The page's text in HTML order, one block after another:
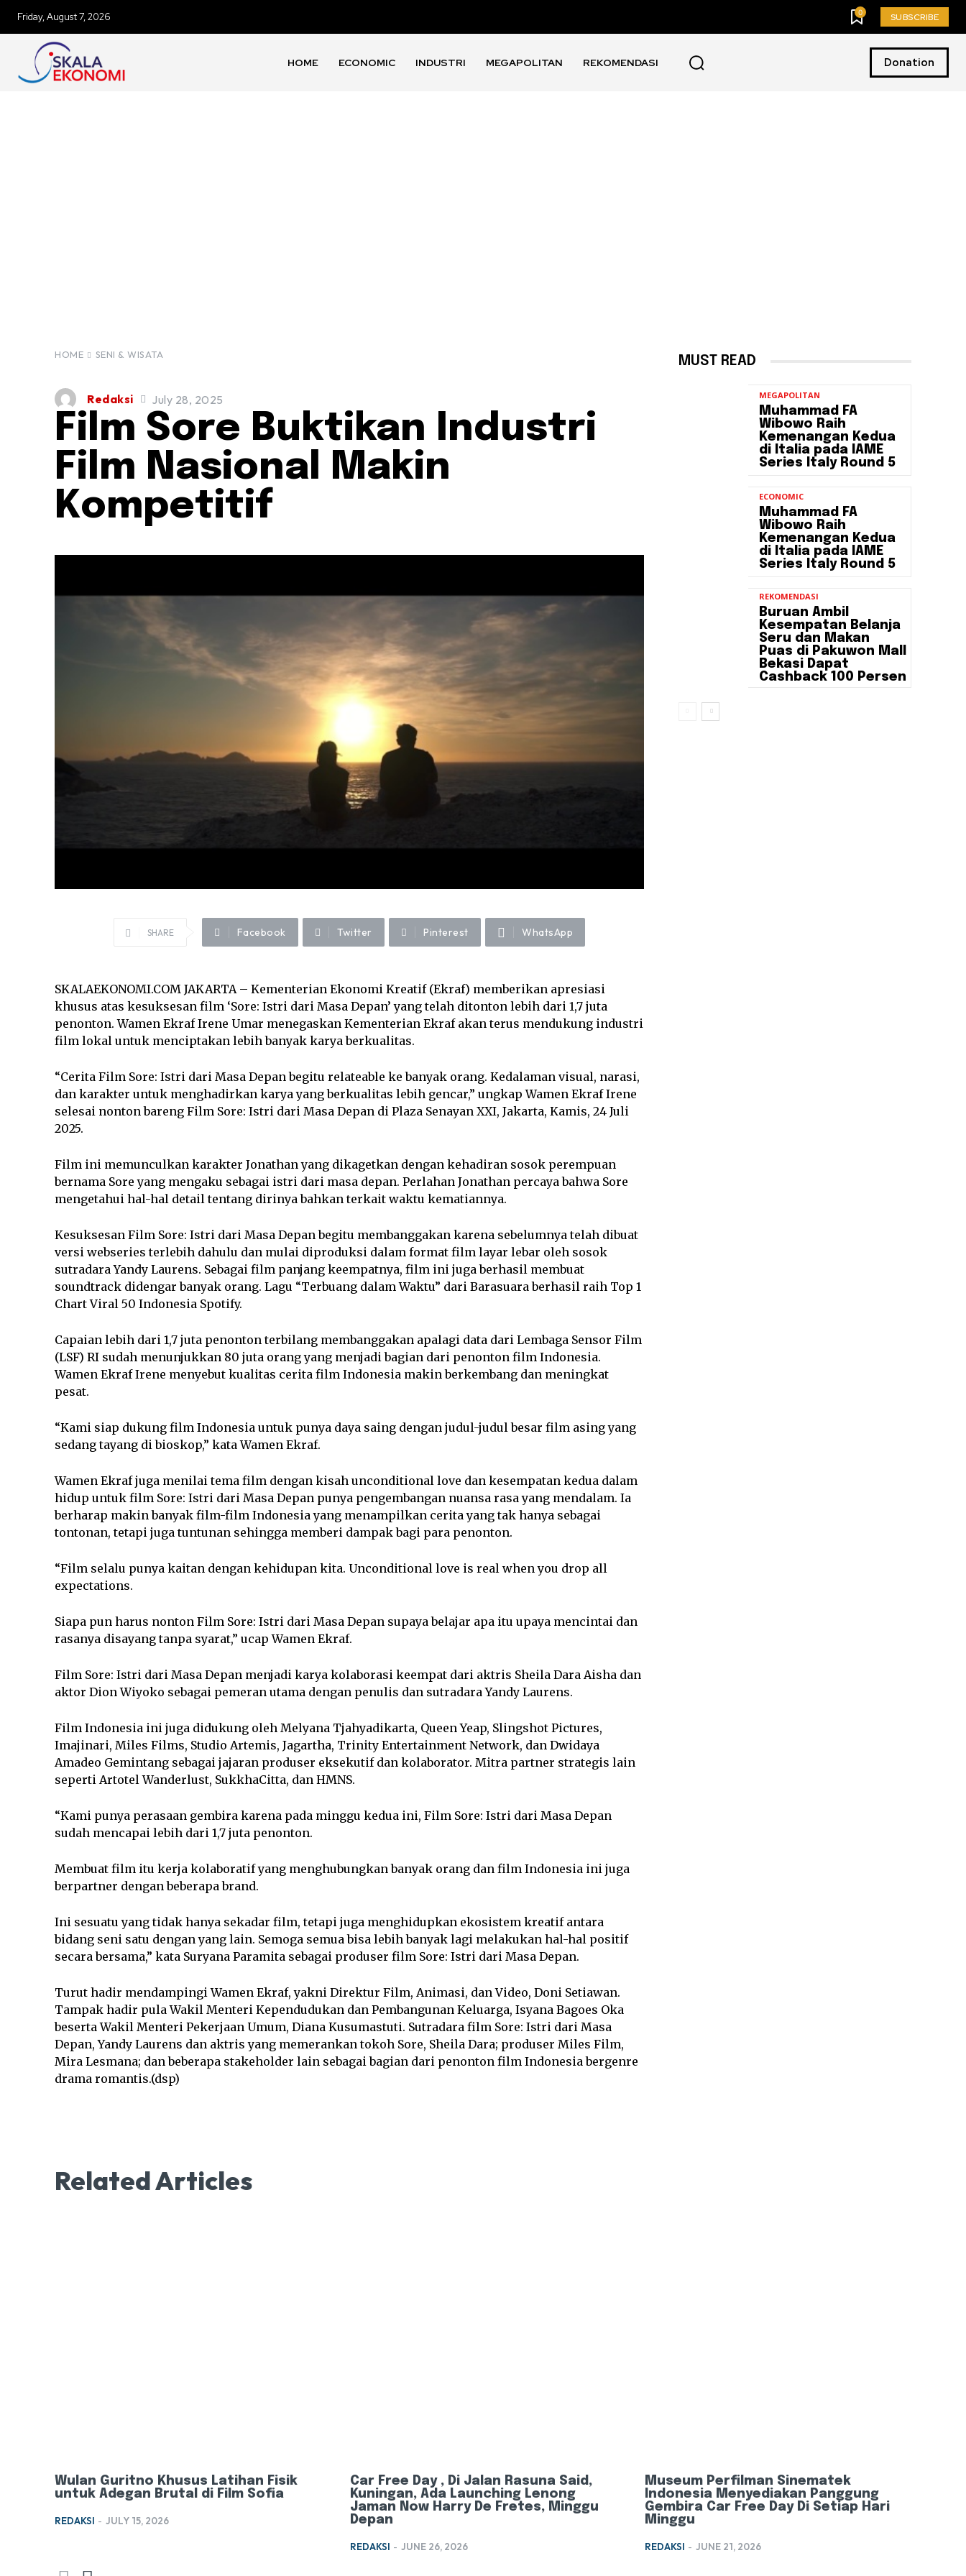
Friday, August 7, 2026 0 SUBSCRIBE
HOME ECONOMIC INDUSTRI MEGAPOLITAN REKOMENDASI Donation
HOME SENI & WISATA
Redaksi July 28, 2025
Film Sore Buktikan Industri
Film Nasional Makin
Kompetitif
SHARE Facebook Twitter Pinterest WhatsApp
SKALAEKONOMI.COM JAKARTA – Kementerian Ekonomi Kreatif (Ekraf) memberikan apresiasi
khusus atas kesuksesan film ‘Sore: Istri dari Masa Depan’ yang telah ditonton lebih dari 1,7 juta
penonton. Wamen Ekraf Irene Umar menegaskan Kementerian Ekraf akan terus mendukung industri
film lokal untuk menciptakan lebih banyak karya berkualitas.
“Cerita Film Sore: Istri dari Masa Depan begitu relateable ke banyak orang. Kedalaman visual, narasi,
dan karakter untuk menghadirkan karya yang berkualitas lebih gencar,” ungkap Wamen Ekraf Irene
selesai nonton bareng Film Sore: Istri dari Masa Depan di Plaza Senayan XXI, Jakarta, Kamis, 24 Juli
2025.
Film ini memunculkan karakter Jonathan yang dikagetkan dengan kehadiran sosok perempuan
bernama Sore yang mengaku sebagai istri dari masa depan. Perlahan Jonathan percaya bahwa Sore
mengetahui hal-hal detail tentang dirinya bahkan terkait waktu kematiannya.
Kesuksesan Film Sore: Istri dari Masa Depan begitu membanggakan karena sebelumnya telah dibuat
versi webseries terlebih dahulu dan mulai diproduksi dalam format film layar lebar oleh sosok
sutradara Yandy Laurens. Sebagai film panjang keempatnya, film ini juga berhasil membuat
soundtrack didengar banyak orang. Lagu “Terbuang dalam Waktu” dari Barasuara berhasil raih Top 1
Chart Viral 50 Indonesia Spotify.
Capaian lebih dari 1,7 juta penonton terbilang membanggakan apalagi data dari Lembaga Sensor Film
(LSF) RI sudah menunjukkan 80 juta orang yang menjadi bagian dari penonton film Indonesia.
Wamen Ekraf Irene menyebut kualitas cerita film Indonesia makin berkembang dan meningkat
pesat.
“Kami siap dukung film Indonesia untuk punya daya saing dengan judul-judul besar film asing yang
sedang tayang di bioskop,” kata Wamen Ekraf.
Wamen Ekraf juga menilai tema film dengan kisah unconditional love dan kesempatan kedua dalam
hidup untuk film Sore: Istri dari Masa Depan punya pengembangan nuansa rasa yang mendalam. Ia
berharap makin banyak film-film Indonesia yang menampilkan cerita yang tak hanya sebagai
tontonan, tetapi juga tuntunan sehingga memberi dampak bagi para penonton.
“Film selalu punya kaitan dengan kehidupan kita. Unconditional love is real when you drop all
expectations.
Siapa pun harus nonton Film Sore: Istri dari Masa Depan supaya belajar apa itu upaya mencintai dan
rasanya disayang tanpa syarat,” ucap Wamen Ekraf.
Film Sore: Istri dari Masa Depan menjadi karya kolaborasi keempat dari aktris Sheila Dara Aisha dan
aktor Dion Wiyoko sebagai pemeran utama dengan penulis dan sutradara Yandy Laurens.
Film Indonesia ini juga didukung oleh Melyana Tjahyadikarta, Queen Yeap, Slingshot Pictures,
Imajinari, Miles Films, Studio Artemis, Jagartha, Trinity Entertainment Network, dan Dwidaya
Amadeo Gemintang sebagai jajaran produser eksekutif dan kolaborator. Mitra partner strategis lain
seperti Artotel Wanderlust, SukkhaCitta, dan HMNS.
“Kami punya perasaan gembira karena pada minggu kedua ini, Film Sore: Istri dari Masa Depan
sudah mencapai lebih dari 1,7 juta penonton.
Membuat film itu kerja kolaboratif yang menghubungkan banyak orang dan film Indonesia ini juga
berpartner dengan beberapa brand.
Ini sesuatu yang tidak hanya sekadar film, tetapi juga menghidupkan ekosistem kreatif antara
bidang seni satu dengan yang lain. Semoga semua bisa lebih banyak lagi melakukan hal-hal positif
secara bersama,” kata Suryana Paramita sebagai produser film Sore: Istri dari Masa Depan.
Turut hadir mendampingi Wamen Ekraf, yakni Direktur Film, Animasi, dan Video, Doni Setiawan.
Tampak hadir pula Wakil Menteri Kependudukan dan Pembangunan Keluarga, Isyana Bagoes Oka
beserta Wakil Menteri Pekerjaan Umum, Diana Kusumastuti. Sutradara film Sore: Istri dari Masa
Depan, Yandy Laurens dan aktris yang memerankan tokoh Sore, Sheila Dara; produser Miles Film,
Mira Lesmana; dan beberapa stakeholder lain sebagai bagian dari penonton film Indonesia bergenre
drama romantis.(dsp)
MUST READ
MEGAPOLITAN
Muhammad FA
Wibowo Raih
Kemenangan Kedua
di Italia pada IAME
Series Italy Round 5
ECONOMIC
Muhammad FA
Wibowo Raih
Kemenangan Kedua
di Italia pada IAME
Series Italy Round 5
REKOMENDASI
Buruan Ambil
Kesempatan Belanja
Seru dan Makan
Puas di Pakuwon Mall
Bekasi Dapat
Cashback 100 Persen
Related Articles
Wulan Guritno Khusus Latihan Fisik
untuk Adegan Brutal di Film Sofia
REDAKSI - JULY 15, 2026
Car Free Day , Di Jalan Rasuna Said,
Kuningan, Ada Launching Lenong
Jaman Now Harry De Fretes, Minggu
Depan
REDAKSI - JUNE 26, 2026
Museum Perfilman Sinematek
Indonesia Menyediakan Panggung
Gembira Car Free Day Di Setiap Hari
Minggu
REDAKSI - JUNE 21, 2026